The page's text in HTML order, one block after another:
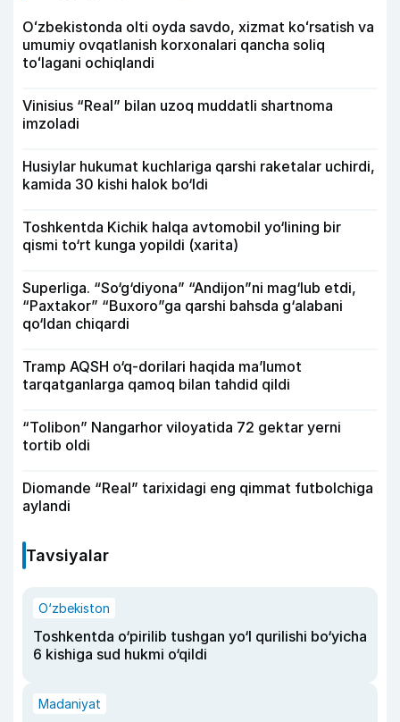
Oʻzbekistonda olti oyda savdo, xizmat koʻrsatish va
umumiy ovqatlanish korxonalari qancha soliq
toʻlagani ochiqlandi
Vinisius “Real” bilan uzoq muddatli shartnoma
imzoladi
Husiylar hukumat kuchlariga qarshi raketalar uchirdi,
kamida 30 kishi halok bo‘ldi
Toshkentda Kichik halqa avtomobil yo‘lining bir
qismi to‘rt kunga yopildi (xarita)
Superliga. “So‘g‘diyona” “Andijon”ni mag‘lub etdi,
“Paxtakor” “Buxoro”ga qarshi bahsda g‘alabani
qo‘ldan chiqardi
Tramp AQSH o‘q-dorilari haqida ma’lumot
tarqatganlarga qamoq bilan tahdid qildi
“Tolibon” Nangarhor viloyatida 72 gektar yerni
tortib oldi
Diomande “Real” tarixidagi eng qimmat futbolchiga
aylandi
Tavsiyalar
O‘zbekiston
Toshkentda o‘pirilib tushgan yo‘l qurilishi bo‘yicha
6 kishiga sud hukmi o‘qildi
Madaniyat